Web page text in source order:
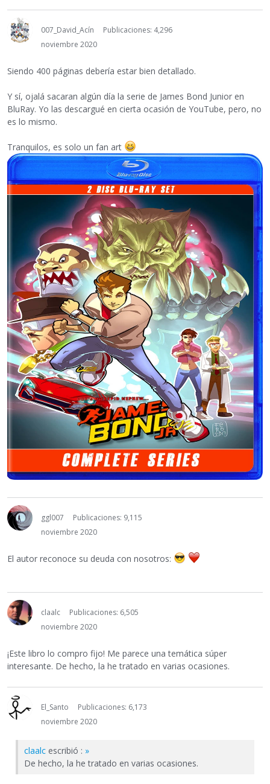
007_David_Acín
Publicaciones: 4,296
noviembre 2020
Siendo 400 páginas debería estar bien detallado.
Y sí, ojalá sacaran algún día la serie de James Bond Junior en
BluRay. Yo las descargué en cierta ocasión de YouTube, pero, no
es lo mismo.
Tranquilos, es solo un fan art
ggl007
Publicaciones: 9,115
noviembre 2020
El autor reconoce su deuda con nosotros:
claalc
Publicaciones: 6,505
noviembre 2020
¡Este libro lo compro fijo! Me parece una temática súper
interesante. De hecho, la he tratado en varias ocasiones.
El_Santo
Publicaciones: 6,173
noviembre 2020
claalc escribió : »
De hecho, la he tratado en varias ocasiones.